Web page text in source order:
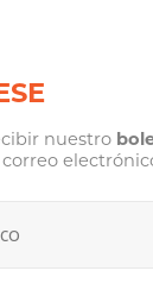
nuestro